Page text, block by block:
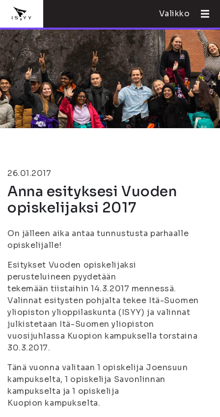
Valikko
26.01.2017
Anna esityksesi Vuoden
opiskelijaksi 2017
On jälleen aika antaa tunnustusta parhaalle
opiskelijalle!
Esitykset Vuoden opiskelijaksi
perusteluineen pyydetään
tekemään tiistaihin 14.3.2017 mennessä.
Valinnat esitysten pohjalta tekee Itä-Suomen
yliopiston ylioppilaskunta (ISYY) ja valinnat
julkistetaan Itä-Suomen yliopiston
vuosijuhlassa Kuopion kampuksella torstaina
30.3.2017.
Tänä vuonna valitaan 1 opiskelija Joensuun
kampukselta, 1 opiskelija Savonlinnan
kampukselta ja 1 opiskelija
Kuopion kampukselta.